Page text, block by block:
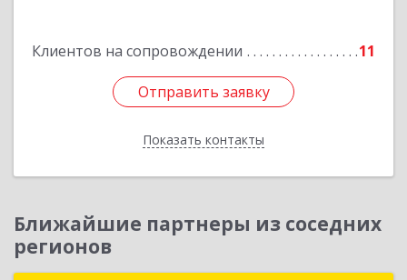
Клиентов на сопровождении 11
Отправить заявку
Показать контакты
Подробнее
Отправить заявку
Назад
Ближайшие партнеры из соседних
регионов